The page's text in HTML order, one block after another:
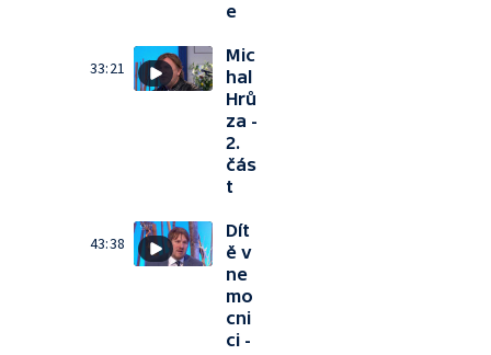
e
33:21
Mic
hal
Hrů
za -
2.
čás
t
43:38
Dít
ě v
ne
mo
cni
ci -